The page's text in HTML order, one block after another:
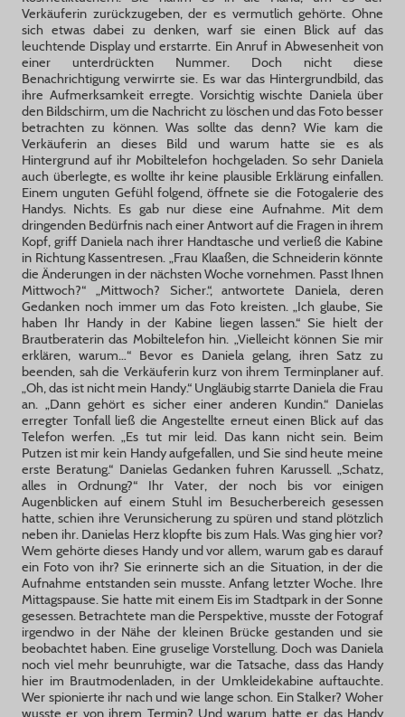
Verkäuferin zurückzugeben, der es vermutlich gehörte. Ohne
sich etwas dabei zu denken, warf sie einen Blick auf das
leuchtende Display und erstarrte. Ein Anruf in Abwesenheit von
einer unterdrückten Nummer. Doch nicht diese
Benachrichtigung verwirrte sie. Es war das Hintergrundbild, das
ihre Aufmerksamkeit erregte. Vorsichtig wischte Daniela über
den Bildschirm, um die Nachricht zu löschen und das Foto besser
betrachten zu können. Was sollte das denn? Wie kam die
Verkäuferin an dieses Bild und warum hatte sie es als
Hintergrund auf ihr Mobiltelefon hochgeladen. So sehr Daniela
auch überlegte, es wollte ihr keine plausible Erklärung einfallen.
Einem unguten Gefühl folgend, öffnete sie die Fotogalerie des
Handys. Nichts. Es gab nur diese eine Aufnahme. Mit dem
dringenden Bedürfnis nach einer Antwort auf die Fragen in ihrem
Kopf, griff Daniela nach ihrer Handtasche und verließ die Kabine
in Richtung Kassentresen. „Frau Klaaßen, die Schneiderin könnte
die Änderungen in der nächsten Woche vornehmen. Passt Ihnen
Mittwoch?“ „Mittwoch? Sicher.“, antwortete Daniela, deren
Gedanken noch immer um das Foto kreisten. „Ich glaube, Sie
haben Ihr Handy in der Kabine liegen lassen.“ Sie hielt der
Brautberaterin das Mobiltelefon hin. „Vielleicht können Sie mir
erklären, warum…“ Bevor es Daniela gelang, ihren Satz zu
beenden, sah die Verkäuferin kurz von ihrem Terminplaner auf.
„Oh, das ist nicht mein Handy.“ Ungläubig starrte Daniela die Frau
an. „Dann gehört es sicher einer anderen Kundin.“ Danielas
erregter Tonfall ließ die Angestellte erneut einen Blick auf das
Telefon werfen. „Es tut mir leid. Das kann nicht sein. Beim
Putzen ist mir kein Handy aufgefallen, und Sie sind heute meine
erste Beratung.“ Danielas Gedanken fuhren Karussell. „Schatz,
alles in Ordnung?“ Ihr Vater, der noch bis vor einigen
Augenblicken auf einem Stuhl im Besucherbereich gesessen
hatte, schien ihre Verunsicherung zu spüren und stand plötzlich
neben ihr. Danielas Herz klopfte bis zum Hals. Was ging hier vor?
Wem gehörte dieses Handy und vor allem, warum gab es darauf
ein Foto von ihr? Sie erinnerte sich an die Situation, in der die
Aufnahme entstanden sein musste. Anfang letzter Woche. Ihre
Mittagspause. Sie hatte mit einem Eis im Stadtpark in der Sonne
gesessen. Betrachtete man die Perspektive, musste der Fotograf
irgendwo in der Nähe der kleinen Brücke gestanden und sie
beobachtet haben. Eine gruselige Vorstellung. Doch was Daniela
noch viel mehr beunruhigte, war die Tatsache, dass das Handy
hier im Brautmodenladen, in der Umkleidekabine auftauchte.
Wer spionierte ihr nach und wie lange schon. Ein Stalker? Woher
wusste er von ihrem Termin? Und warum hatte er das Handy